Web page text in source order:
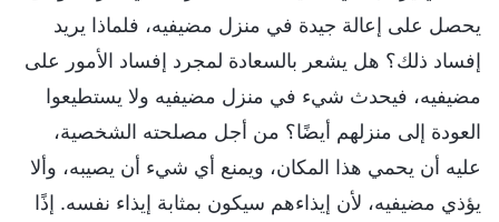
يحصل على إعالة جيدة في منزل مضيفيه، فلماذا يريد
إفساد ذلك؟ هل يشعر بالسعادة لمجرد إفساد الأمور على
مضيفيه، فيحدث شيء في منزل مضيفيه ولا يستطيعوا
العودة إلى منزلهم أيضًا؟ من أجل مصلحته الشخصية،
عليه أن يحمي هذا المكان، ويمنع أي شيء أن يصيبه، وألا
يؤذي مضيفيه، لأن إيذاءهم سيكون بمثابة إيذاء نفسه. إذًا